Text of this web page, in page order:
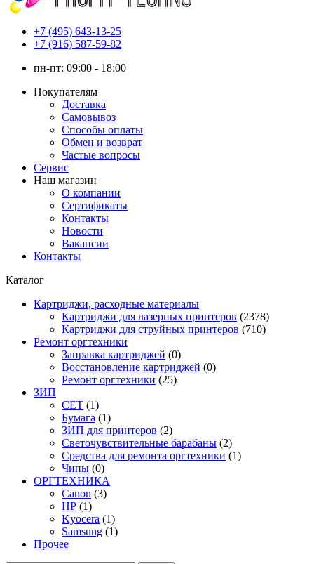
+7 (495) 643-13-25
+7 (916) 587-59-82
пн-пт: 09:00 - 18:00
Покупателям
Доставка
Самовывоз
Способы оплаты
Обмен и возврат
Частые вопросы
Сервис
Наш магазин
О компании
Сертификаты
Контакты
Новости
Вакансии
Контакты
Каталог
Картриджи, расходные материалы
Картриджи для лазерных принтеров (2378)
Картриджи для струйных принтеров (710)
Ремонт оргтехники
Заправка картриджей (0)
Восстановление картриджей (0)
Ремонт оргтехники (25)
ЗИП
CET (1)
Бумага (1)
ЗИП для принтеров (2)
Светочувствительные барабаны (2)
Средства для ремонта оргтехники (1)
Чипы (0)
ОРГТЕХНИКА
Canon (3)
HP (1)
Kyocera (1)
Samsung (1)
Прочее